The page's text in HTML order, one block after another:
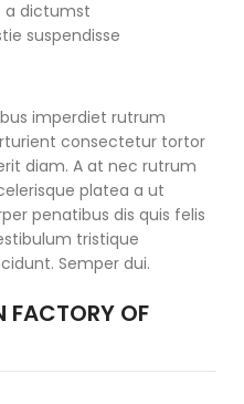
a dictumst
suspendisse
imperdiet rutrum
consectetur tortor
diam. A at nec rutrum
platea a ut
penatibus dis quis felis
tristique
Semper dui.
FACTORY OF